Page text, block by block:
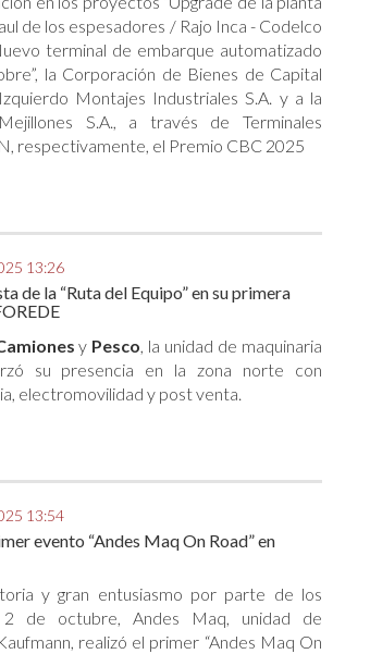
de los espesadores / Rajo Inca - Codelco
terminal de embarque automatizado
la Corporación de Bienes de Capital
Montajes Industriales S.A. y a la
S.A., a través de Terminales
respectivamente, el Premio CBC 2025
13:26
de la “Ruta del Equipo” en su primera
y Pesco, la unidad de maquinaria
su presencia en la zona norte con
electromovilidad y post venta.
13:54
evento “Andes Maq On Road” en
y gran entusiasmo por parte de los
2 de octubre, Andes Maq, unidad de
realizó el primer “Andes Maq On